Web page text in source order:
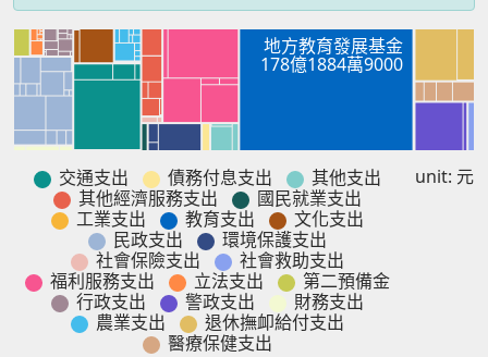
交通支出 債務付息支出
其他支出
其他經濟服務支出
國民就業支出
工業支出
教育支出
文化支出
民政支出
環境保護支出
社會保險支出
社會救助支出
福利服務支出
立法支出
第二預備金
行政支出
警政支出
財務支出
農業支出
退休撫卹給付支出
醫療保健支出
地方教育發展基金
178億1884萬9000
unit: 元
交通支出 債務付息支出
其他支出
其他經濟服務支出
國民就業支出
工業支出
教育支出
文化支出
民政支出
環境保護支出
社會保險支出
社會救助支出
福利服務支出
立法支出
第二預備金
行政支出
警政支出
財務支出
農業支出
退休撫卹給付支出
醫療保健支出